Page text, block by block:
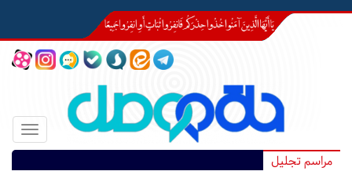
Toggle
مراسم تجلیل